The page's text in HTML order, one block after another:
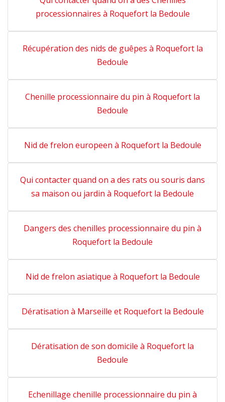
processionnaires à Roquefort la Bedoule
Récupération des nids de guêpes à Roquefort la
Bedoule
Chenille processionnaire du pin à Roquefort la
Bedoule
Nid de frelon europeen à Roquefort la Bedoule
Qui contacter quand on a des rats ou souris dans
sa maison ou jardin à Roquefort la Bedoule
Dangers des chenilles processionnaire du pin à
Roquefort la Bedoule
Nid de frelon asiatique à Roquefort la Bedoule
Dératisation à Marseille et Roquefort la Bedoule
Dératisation de son domicile à Roquefort la
Bedoule
Echenillage chenille processionnaire du pin à